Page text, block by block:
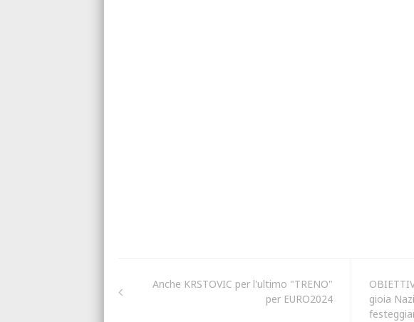
Anche KRSTOVIC per l'ultimo "TRENO"
per EURO2024
gioia